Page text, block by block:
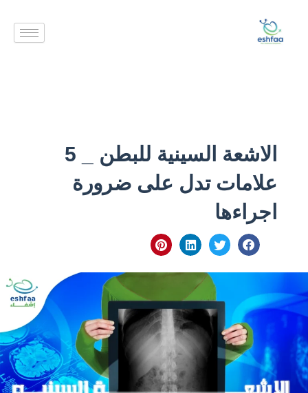
المحتوى
الاشعة السينية للبطن _ 5
علامات تدل على ضرورة
اجراءها